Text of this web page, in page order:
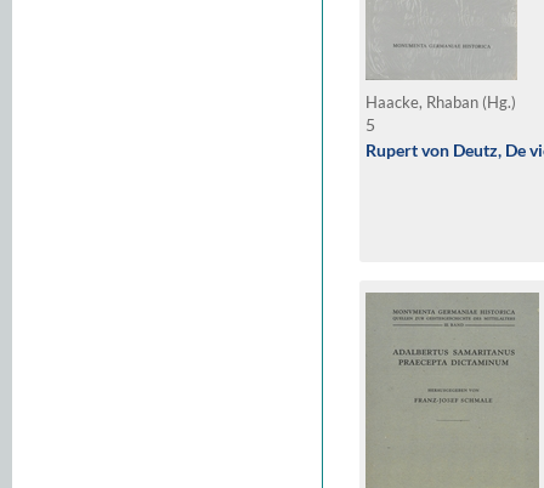
Haacke, Rhaban (Hg.)
5
Rupert von Deutz, De